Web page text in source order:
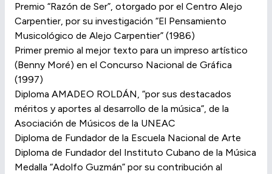
Premio “Razón de Ser”, otorgado por el Centro Alejo
Carpentier, por su investigación “El Pensamiento
Musicológico de Alejo Carpentier” (1986)
Primer premio al mejor texto para un impreso artístico
(Benny Moré) en el Concurso Nacional de Gráfica
(1997)
Diploma AMADEO ROLDÁN, “por sus destacados
méritos y aportes al desarrollo de la música”, de la
Asociación de Músicos de la UNEAC
Diploma de Fundador de la Escuela Nacional de Arte
Diploma de Fundador del Instituto Cubano de la Música
Medalla “Adolfo Guzmán” por su contribución al